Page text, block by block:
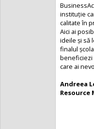
instituție
calitate în
Aici ai
ideile și să
finalul
beneficiezi
care ai
Andreea
Resource